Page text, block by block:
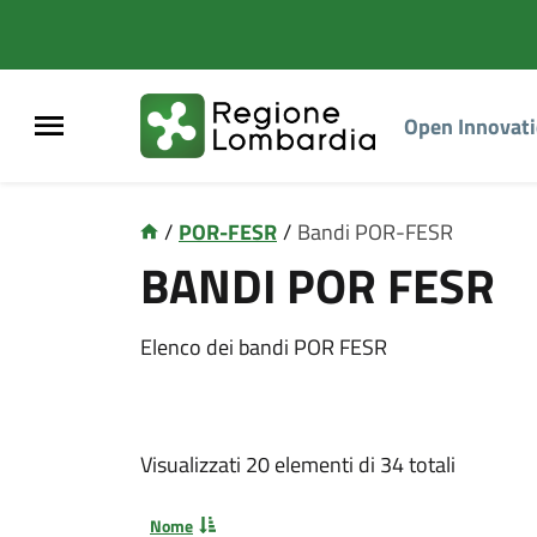
Open
/ POR-FESR/ Bandi POR-FESR
P
o
r
f
BANDI POR FESR
Elenco dei bandi POR FESR
Visualizzati 20 elementi di 34 totali
Nome